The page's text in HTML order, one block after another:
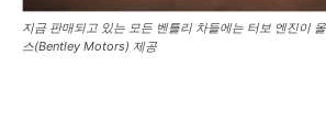
지금 판매되고 있는 모든 벤틀리 차들에는 터보 엔진이
스(Bentley Motors) 제공